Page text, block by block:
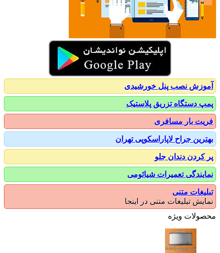
نصب پنل خورشیدی
دستگاه تزریق پلاستیک
بار مسافری
جراح لاپاراسکوپی تهران
دندان جلو
تعمیرات شیائومی
متنی
تبلیغات متنی در اینجا
ویژه